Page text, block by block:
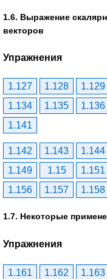
1.6. Выражение
векторов
Упражнения
1.127 1.128 1.129
1.134
1.135 1.136
1.141
1.142 1.143 1.144
1.149
1.15 1.151
1.156
1.157 1.158
1.7. Некоторые
Упражнения
1.161 1.162 1.163